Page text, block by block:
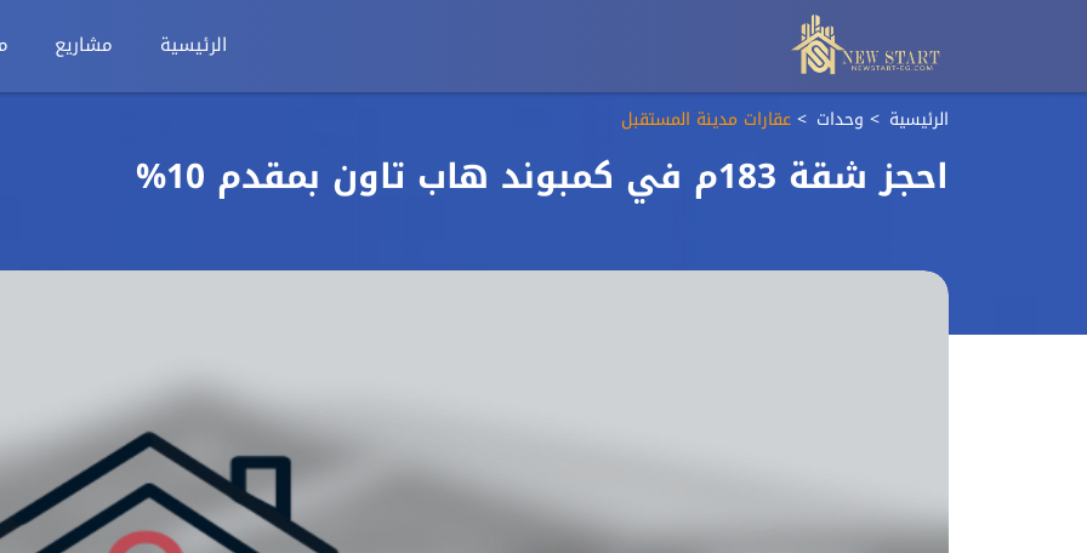
الرئيسية مشاريع
الرئيسية وحدات عقارات مدينة المستقبل
احجز شقة 183م في كمبوند هاب تاون بمقدم 10%